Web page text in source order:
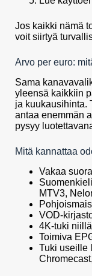
Jos kaikki nämä
voit siirtyä
Arvo per euro:
Sama
yleensä kaikkiin
ja kuukausihinta.
antaa enemmän
pysyy
Mitä kannattaa
Vakaa
MTV3,
VOD-
4K-tuki
Toimiva
Tuki useille